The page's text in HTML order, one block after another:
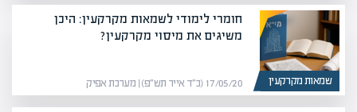
שמאות מקרקעין
חומרי לימודי לשמאות מקרקעין: היכן
משיגים את מיסוי מקרקעין?
17/05/20 (כ״ד אייר תש״פ) | מערכת אפיק